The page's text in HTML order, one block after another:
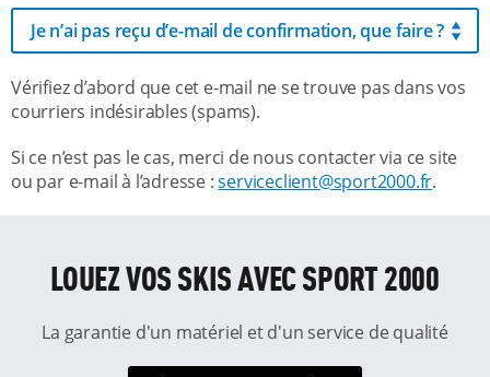
Je n’ai pas reçu d’e-mail de confirmation, que faire ?
Vérifiez d’abord que cet e-mail ne se trouve pas dans vos
courriers indésirables (spams).
Si ce n’est pas le cas, merci de nous contacter via ce site
ou par e-mail à l’adresse :serviceclient@sport2000.fr.
LOUEZ VOS SKIS AVEC SPORT 2000
La garantie d'un matériel et d'un service de qualité